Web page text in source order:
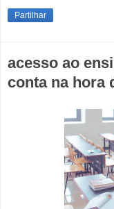
Partilhar
acesso ao
conta na hora